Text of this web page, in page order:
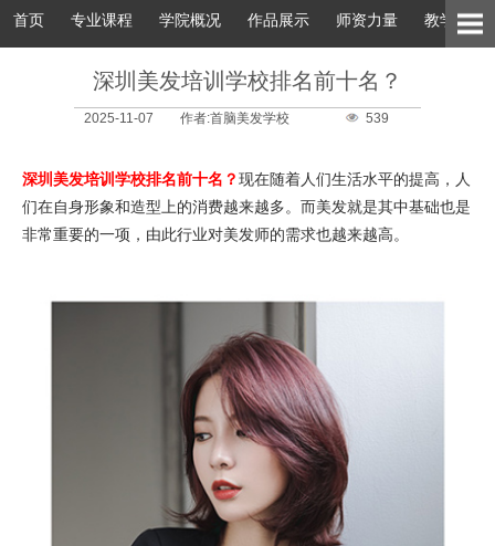
首页 专业课程 学院概况 作品展示 师资力量 教学环境
深圳美发培训学校排名前十名？
2025-11-07 作者:首脑美发学校 539
深圳美发培训学校排名前十名？现在随着人们生活水平的提高，人
们在自身形象和造型上的消费越来越多。而美发就是其中基础也是
非常重要的一项，由此行业对美发师的需求也越来越高。